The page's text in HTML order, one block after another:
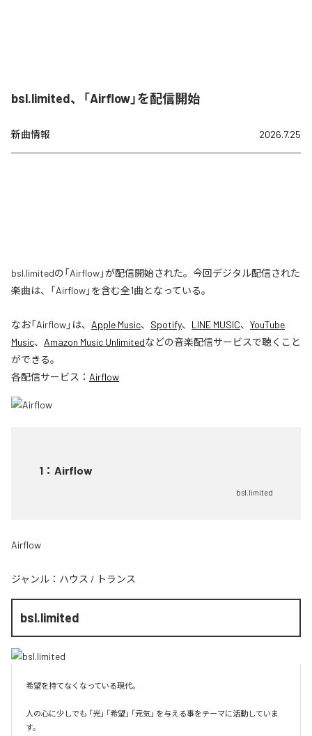
bsl.limited、「Airflow」を配信開始
新曲情報 2026.7.25
bsl.limitedの「Airflow」が配信開始された。今回デジタル配信された
楽曲は、「Airflow」を含む全1曲となっている。
なお「Airflow」は、 Apple Music、 Spotify、 LINE MUSIC、 YouTube
Music、 Amazon Music Unlimitedなどの音楽配信サービスで聴くこと
ができる。
各配信サービス： Airflow
1 ： Airflow
bsl.limited
Airflow
ジャンル： ハウス / トランス
bsl.limited
希望を持てなくなっている現代。
人の心に少しでも 「光」 「希望」 「元気」 を与える事をテーマに活動していま
す。